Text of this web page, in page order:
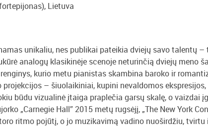
Lietuva
unikaliu, nes publikai pateikia dviejų savo talentų
analogų klasikinėje scenoje neturinčią dviejų meno
kurio metu pianistas skambina baroko ir
projekcijos – šiuolaikiniai, kupini nevaldomos
būdu vizualinė įtaiga praplečia garsų skalę, o vaizdai
„Carnegie Hall” 2015 metų rugsėjį, „The New York
ritmo pojūtį, o jo muzikavimą vadino nuoširdžiu, tvirtu